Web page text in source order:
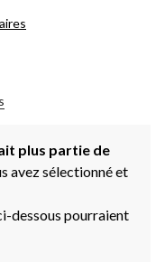
plus partie de
avez sélectionné et
dessous pourraient